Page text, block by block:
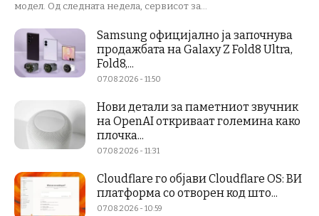
модел. Од следната недела, сервисот за...
Samsung официјално ја започнува
продажбата на Galaxy Z Fold8 Ultra,
Fold8,...
07.08.2026 - 11:50
Нови детали за паметниот звучник
на OpenAI откриваат големина како
плочка...
07.08.2026 - 11:31
Cloudflare го објави Cloudflare OS: ВИ
платформа со отворен код што...
07.08.2026 - 10:59